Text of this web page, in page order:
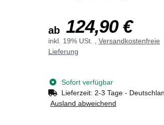
ab 124,90 €
inkl. 19% USt. , Versandkostenfreie
Lieferung
Sofort verfügbar
Lieferzeit: 2-3 Tage -
Ausland abweichend